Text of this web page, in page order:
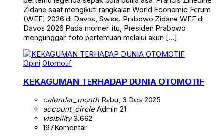
Zidane saat mengikuti rangkaian World Economic Forum
(WEF) 2026 di Davos, Swiss. Prabowo Zidane WEF di
Davos 2026 Pada momen itu, Presiden Prabowo
mengunggah foto pertemuan melalui akun […]
Opini Otomotif
KEKAGUMAN TERHADAP DUNIA OTOMOTIF
calendar_monthRabu, 3 Des 2025
account_circleAdmin 21
visibility3.662
197Komentar